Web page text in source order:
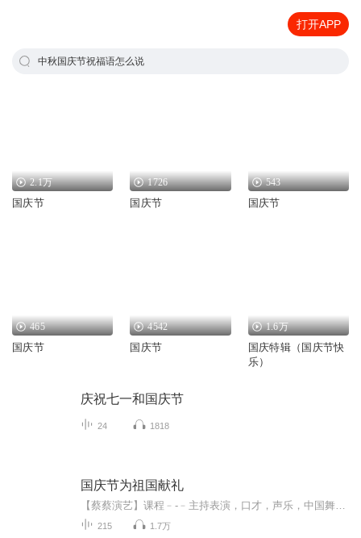
打开APP
中秋国庆节祝福语怎么说
2.1万
国庆节
1726
国庆节
543
国庆节
465
国庆节
4542
国庆节
1.6万
国庆特辑（国庆节快
乐）
庆祝七一和国庆节
24 1818
国庆节为祖国献礼
215 1.7万